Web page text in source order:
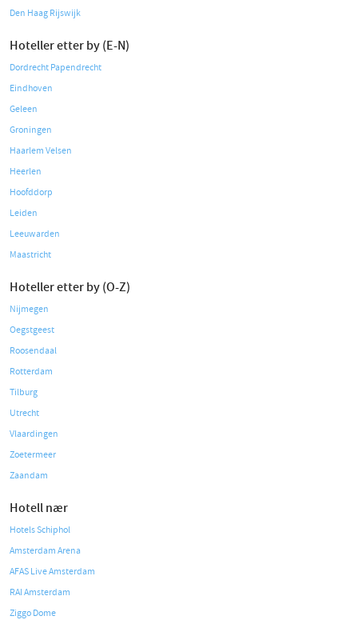
Den Haag Rijswijk
Hoteller etter by (E-N)
Dordrecht Papendrecht
Eindhoven
Geleen
Groningen
Haarlem Velsen
Heerlen
Hoofddorp
Leiden
Leeuwarden
Maastricht
Hoteller etter by (O-Z)
Nijmegen
Oegstgeest
Roosendaal
Rotterdam
Tilburg
Utrecht
Vlaardingen
Zoetermeer
Zaandam
Hotell nær
Hotels Schiphol
Amsterdam Arena
AFAS Live Amsterdam
RAI Amsterdam
Ziggo Dome